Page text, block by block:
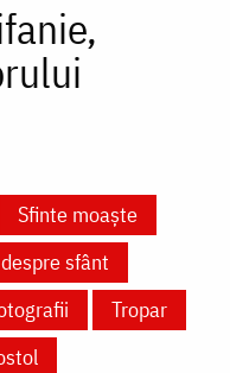
Sfinte moaște
sfânt
Tropar